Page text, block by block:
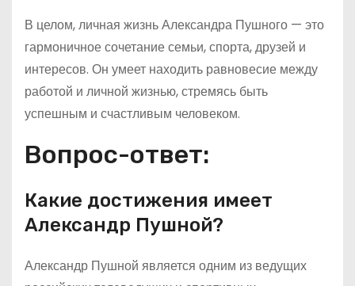
В целом, личная жизнь Александра Пушного — это
гармоничное сочетание семьи, спорта, друзей и
интересов. Он умеет находить равновесие между
работой и личной жизнью, стремясь быть
успешным и счастливым человеком.
Вопрос-ответ:
Какие достижения имеет
Александр Пушной?
Александр Пушной является одним из ведущих